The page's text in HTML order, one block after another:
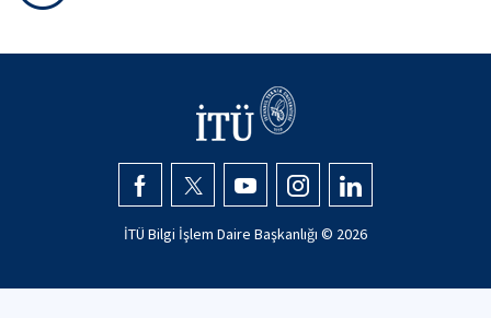
İTÜ Bilgi İşlem Daire Başkanlığı © 2026